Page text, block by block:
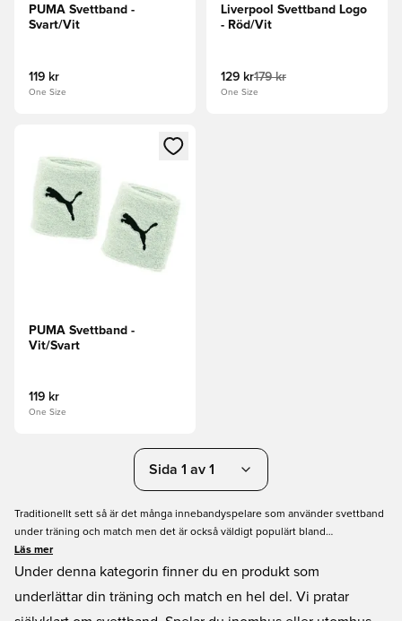
PUMA Svettband -
Svart/Vit
119 kr
One Size
Liverpool Svettband Logo
- Röd/Vit
129 kr179 kr
One Size
Öppnar en Modal för att logga in eller registrera dig som
PUMA Svettband -
Vit/Svart
119 kr
One Size
Sida 1 av 1
Traditionellt sett så är det många innebandyspelare som använder svettband
under träning och match men det är också väldigt populärt bland
fotbollsspelare. Vi ser världsstjärnor dagligen använda svettarmband i alla
olika former av idrotter och mästerskap. Man kan nästan kalla svettbandet för
på Unisportstore.se är vi säkra på att ni kommer hitta nya svettband som faller
Läs mer
Under denna kategorin finner du en produkt som
underlättar din träning och match en hel del. Vi pratar